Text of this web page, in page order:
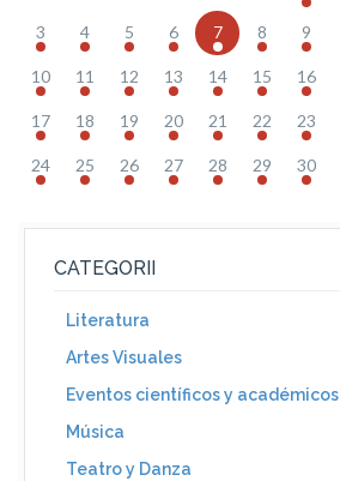
3 4 5 6 7 8 9
10 11 12 13 14 15 16
17 18 19 20 21 22 23
24 25 26 27 28 29 30
CATEGORII
Literatura
Artes Visuales
Eventos científicos y académicos
Música
Teatro y Danza